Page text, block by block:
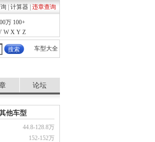
计算器 违章查询
万 100+
W X Y Z
车型大全
论坛
他车型
44.8-128.8万
152-152万